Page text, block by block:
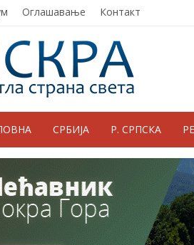
Оглашавање Контакт
СРБИЈА Р. СРПСКА